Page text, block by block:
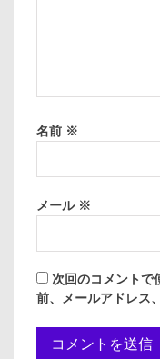
名前 ※
メール ※
次回のコメントで
前、メールアドレス